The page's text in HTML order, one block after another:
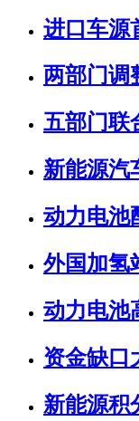
进口车源
两部门调
五部门联
新能源汽
动力电池
外国加氢
动力电池
资金缺口
新能源积